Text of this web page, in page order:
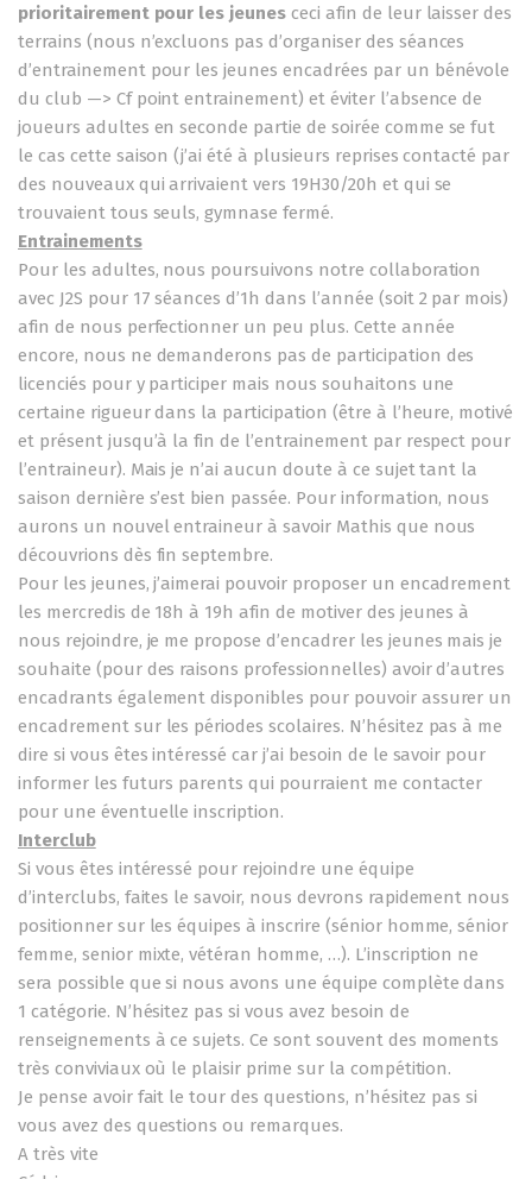
prioritairement pour les jeunesceci afin de leur laisser des
terrains (nous n’excluons pas d’organiser des séances
d’entrainement pour les jeunes encadrées par un bénévole
du club —> Cf point entrainement) et éviter l’absence de
joueurs adultes en seconde partie de soirée comme se fut
le cas cette saison (j’ai été à plusieurs reprises contacté par
des nouveaux qui arrivaient vers 19H30/20h et qui se
trouvaient tous seuls, gymnase fermé.
Entrainements
Pour les adultes, nous poursuivons notre collaboration
avec J2S pour 17 séances d’1h dans l’année (soit 2 par mois)
afin de nous perfectionner un peu plus. Cette année
encore, nous ne demanderons pas de participation des
licenciés pour y participer mais nous souhaitons une
certaine rigueur dans la participation (être à l’heure, motivé
et présent jusqu’à la fin de l’entrainement par respect pour
l’entraineur). Mais je n’ai aucun doute à ce sujet tant la
saison dernière s’est bien passée. Pour information, nous
aurons un nouvel entraineur à savoir Mathis que nous
découvrions dès fin septembre.
Pour les jeunes, j’aimerai pouvoir proposer un encadrement
les mercredis de 18h à 19h afin de motiver des jeunes à
nous rejoindre, je me propose d’encadrer les jeunes mais je
souhaite (pour des raisons professionnelles) avoir d’autres
encadrants également disponibles pour pouvoir assurer un
encadrement sur les périodes scolaires. N’hésitez pas à me
dire si vous êtes intéressé car j’ai besoin de le savoir pour
informer les futurs parents qui pourraient me contacter
pour une éventuelle inscription.
Interclub
Si vous êtes intéressé pour rejoindre une équipe
d’interclubs, faites le savoir, nous devrons rapidement nous
positionner sur les équipes à inscrire (sénior homme, sénior
femme, senior mixte, vétéran homme, …). L’inscription ne
sera possible que si nous avons une équipe complète dans
1 catégorie. N’hésitez pas si vous avez besoin de
renseignements à ce sujets. Ce sont souvent des moments
très conviviaux où le plaisir prime sur la compétition.
Je pense avoir fait le tour des questions, n’hésitez pas si
vous avez des questions ou remarques.
A très vite